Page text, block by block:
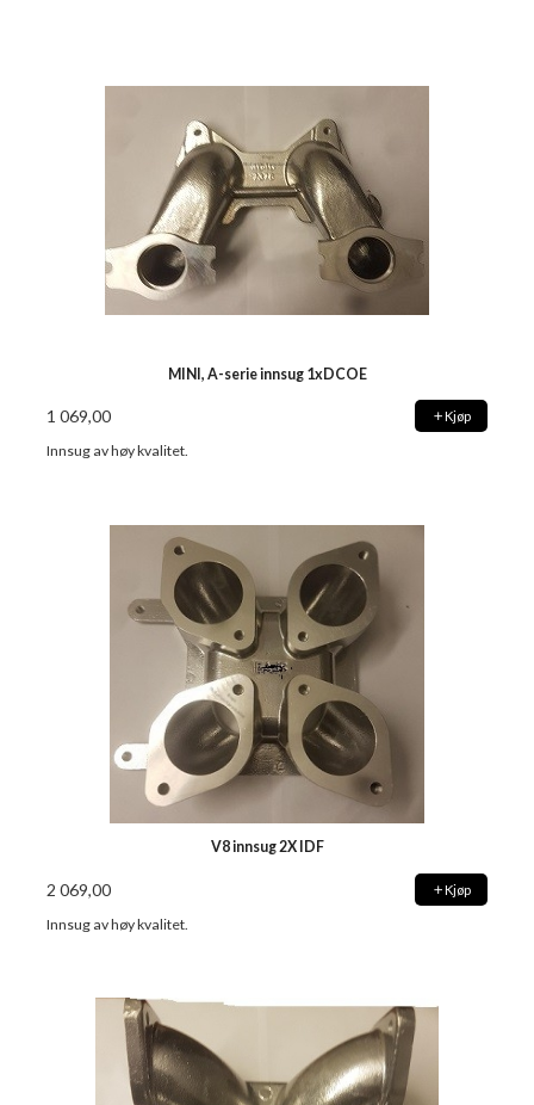
MINI, A-serie innsug 1xDCOE
1 069,00 Kjøp
Innsug av høy kvalitet.
V8 innsug 2X IDF
2 069,00 Kjøp
Innsug av høy kvalitet.